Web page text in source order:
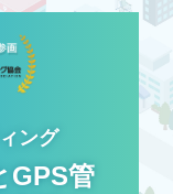
ング
GPS管